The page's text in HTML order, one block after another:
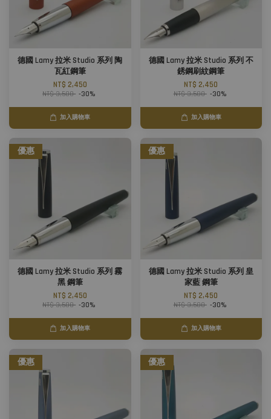
德國 Lamy 拉米 Studio 系列 陶
瓦紅鋼筆
NT$ 2,450
NT$ 3,500 -30%
加入購物車
德國 Lamy 拉米 Studio 系列 不
銹鋼刷紋鋼筆
NT$ 2,450
NT$ 3,500 -30%
加入購物車
優惠
德國 Lamy 拉米 Studio 系列 霧
黑 鋼筆
NT$ 2,450
NT$ 3,500 -30%
加入購物車
優惠
德國 Lamy 拉米 Studio 系列 皇
家藍 鋼筆
NT$ 2,450
NT$ 3,500 -30%
加入購物車
優惠 優惠